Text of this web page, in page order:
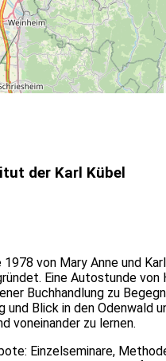
der Karl Kübel
von Mary Anne und
Eine Autostunde von
Buchhandlung zu
und Blick in den Odenwald
voneinander zu lernen.
Einzelseminare,